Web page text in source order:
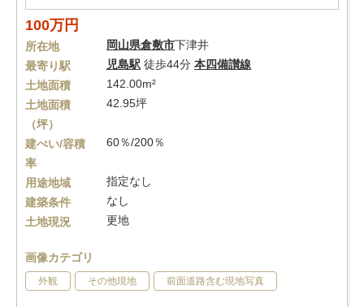
100万円
所在地 岡山県倉敷市下津井
最寄り駅
児島駅 徒歩44分 本四備讃線
土地面積
142.00m²
土地面積
（坪）
42.95坪
建ぺい/容積
率
60％/200％
用途地域
指定なし
建築条件
なし
土地現況
更地
画像カテゴリ
外観 その他現地 前面道路含む現地写真